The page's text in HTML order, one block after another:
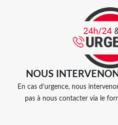
NOUS
En cas d’urgence, nous
pas à nous contacter via le